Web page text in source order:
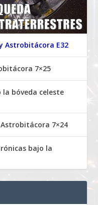
Astrobitácora E32
7×25
bóveda celeste
7×24
bajo la